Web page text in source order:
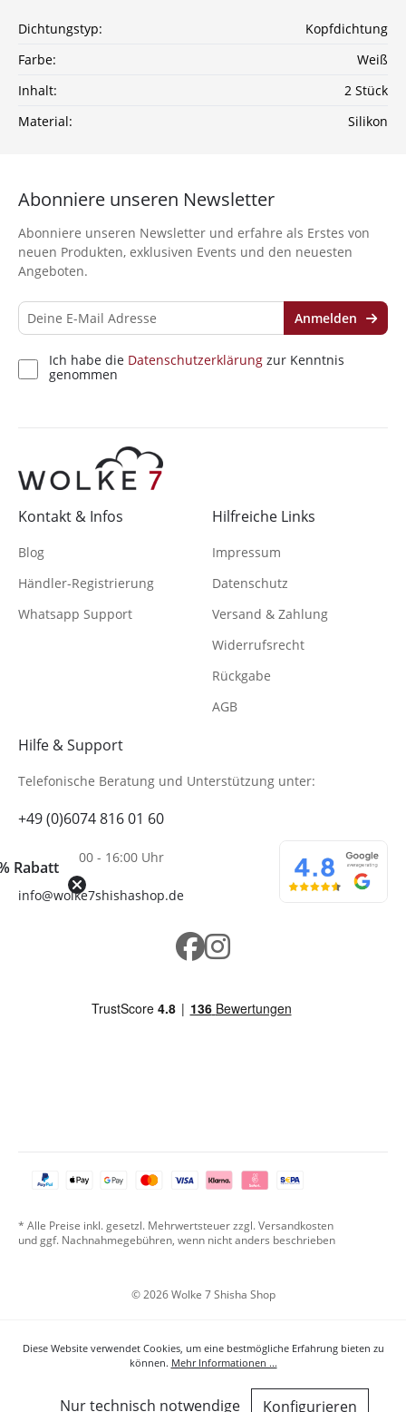
Dichtungstyp:
Kopfdichtung
Farbe:
Weiß
Inhalt:
2 Stück
Material:
Silikon
was du für das perfekte Shisha-Erlebnis brauchst!
*Gilt nicht für Tabakwaren, Vapes, Liquid, Kohle und Xkah
Rabatt
Hilfe & Support
Telefonische Beratung und Unterstützung unter:
+49 (0)6074 816 01 60
Mo-Fr. 10:00 - 16:00 Uhr
info@wolke7shishashop.de
Kontakt & Infos
Blog
Händler-Registrierung
Whatsapp Support
Hilfreiche Links
Impressum
Datenschutz
Versand & Zahlung
Widerrufsrecht
Rückgabe
AGB
Abonniere unseren Newsletter
Abonniere unseren Newsletter und erfahre als Erstes von
neuen Produkten, exklusiven Events und den neuesten
Angeboten.
Ich habe die Datenschutzerklärung zur Kenntnis
genommen
Anmelden
© 2026 Wolke 7 Shisha Shop
* Alle Preise inkl. gesetzl. Mehrwertsteuer zzgl. Versandkosten
und ggf. Nachnahmegebühren, wenn nicht anders beschrieben
Diese Website verwendet Cookies, um eine bestmögliche Erfahrung bieten zu
können. Mehr Informationen ...
Nur technisch notwendige Konfigurieren